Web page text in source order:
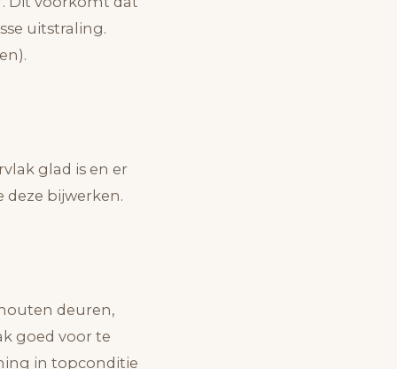
uitstraling.
glad is en er
bijwerken.
deuren,
goed voor te
in topconditie